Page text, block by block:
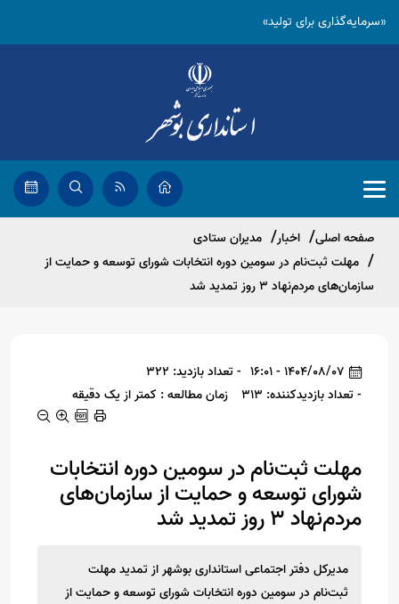
«سرمایه‌گذاری برای تولید»
صفحه اصلی اخبار
مدیران ستادی
مهلت ثبت‌نام در سومین دوره انتخابات شورای توسعه و حمایت از
سازمان‌های مردم‌نهاد 3 روز تمدید شد
1404/08/07 - 16:01
- تعداد بازدید: 322
- تعداد بازدیدکننده: 313
زمان مطالعه : کمتر از یک دقیقه
مهلت ثبت‌نام در سومین دوره انتخابات
شورای توسعه و حمایت از سازمان‌های
مردم‌نهاد 3 روز تمدید شد
مدیرکل دفتر اجتماعی استانداری بوشهر از تمدید مهلت
ثبت‌نام در سومین دوره انتخابات شورای توسعه و حمایت از